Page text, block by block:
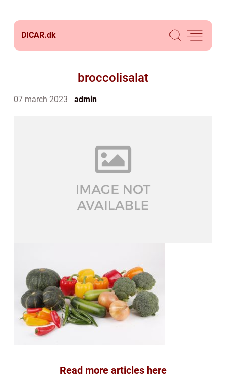
DICAR.dk
broccolisalat
07 march 2023 admin
Read more articles here